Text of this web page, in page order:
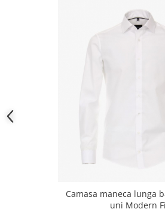
Camasa maneca lunga
uni Modern